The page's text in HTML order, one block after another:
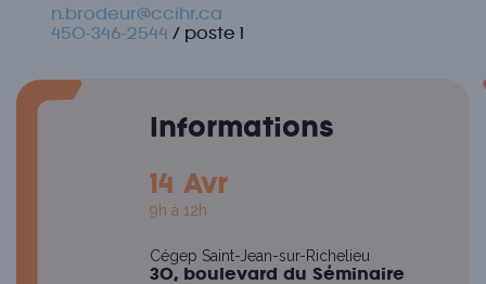
n.brodeur@ccihr.ca
450-346-2544 / poste 1
Informations
14 Avr
9h à 12h
Cégep Saint-Jean-sur-Richelieu
30, boulevard du Séminaire